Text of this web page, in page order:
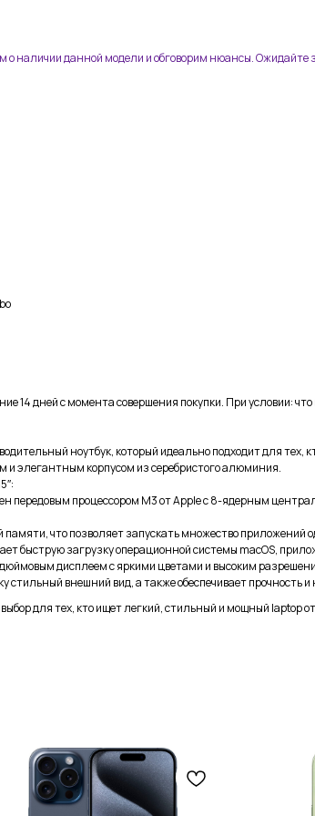
о наличии данной модели и обговорим нюансы. Ожидайте
14 дней с момента совершения покупки. При условии:
ноутбук, который идеально подходит для
и элегантным корпусом из серебристого алюминия.
процессором M3 от Apple с 8-ядерным
что позволяет запускать множество приложений
быструю загрузку операционной системы macOS,
дисплеем с яркими цветами и высоким
стильный внешний вид, а также обеспечивает прочность
для тех, кто ищет легкий, стильный и мощный laptop